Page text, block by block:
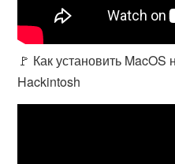
🚩 Как установить
Hackintosh